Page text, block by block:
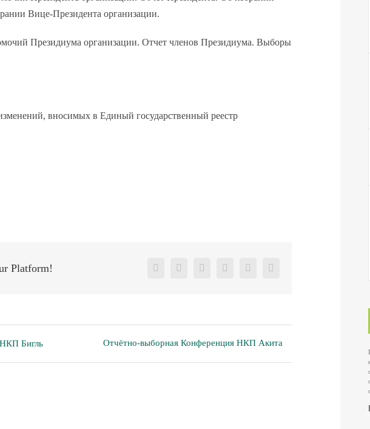
Вице-Президента организации.
Президиума организации. Отчет членов Президиума. Выборы
вносимых в Единый государственный реестр
Platform! Facebook
X RedditLinkedInPinterestVk
Бигль Отчётно-выборная Конференция НКП Акита